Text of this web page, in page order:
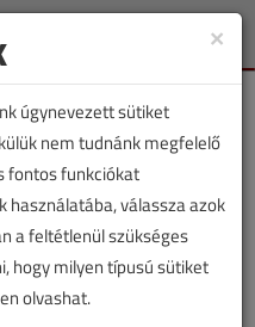
Toggle
×
úgynevezett sütiket
nem tudnánk megfelelő
fontos funkciókat
használatába, válassza azok
a feltétlenül szükséges
hogy milyen típusú sütiket
olvashat.